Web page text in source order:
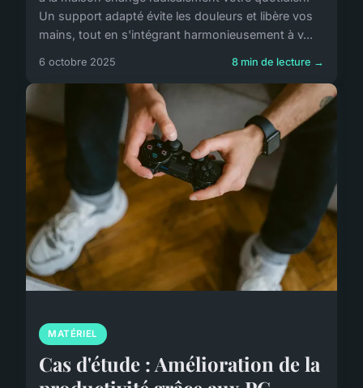
Un support adapté évite les douleurs et libère vos
mains, tout en s'intégrant harmonieusement à v...
6 octobre 2025 8 min de lecture →
MATÉRIEL
Cas d'étude : Amélioration de la